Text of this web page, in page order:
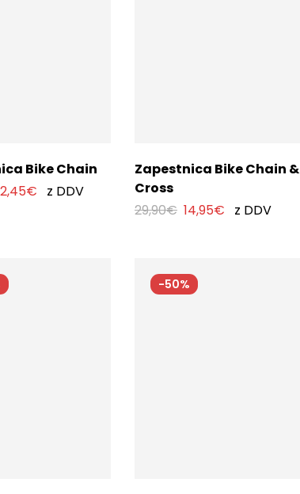
Bike Chain
€ z DDV
Zapestnica Bike Chain &
Cross
29,90€ 14,95€ z DDV
-50%